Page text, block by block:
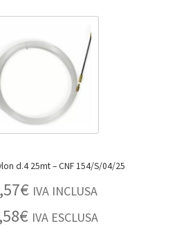
Sonda in Nylon d.4 25mt – CNF 154/S/04/25
€ IVA INCLUSA
€ IVA ESCLUSA